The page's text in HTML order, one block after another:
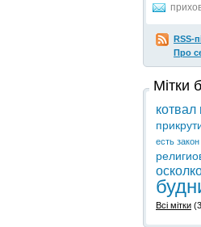
RSS-
Про
Мітки
есть закон
Всі мітки